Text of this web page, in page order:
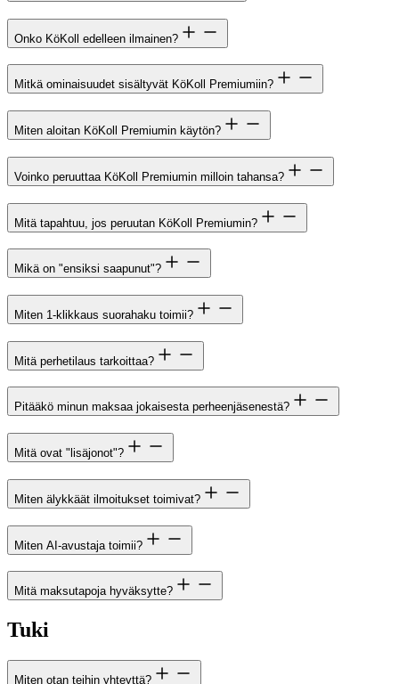
Onko KöKoll edelleen ilmainen?
Mitkä ominaisuudet sisältyvät KöKoll Premiumiin?
Miten aloitan KöKoll Premiumin käytön?
Voinko peruuttaa KöKoll Premiumin milloin tahansa?
Mitä tapahtuu, jos peruutan KöKoll Premiumin?
Mikä on "ensiksi saapunut"?
Miten 1-klikkaus suorahaku toimii?
Mitä perhetilaus tarkoittaa?
Pitääkö minun maksaa jokaisesta perheenjäsenestä?
Mitä ovat "lisäjonot"?
Miten älykkäät ilmoitukset toimivat?
Miten AI-avustaja toimii?
Mitä maksutapoja hyväksytte?
Tuki
Miten otan teihin yhteyttä?